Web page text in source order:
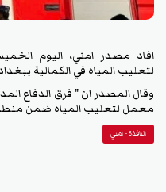
افاد مصدر امني، اليوم
لتعليب المياه في الكمالية
وقال المصدر ان " فرق الدفاع
معمل لتعليب المياه ضمن
النافذة - امني